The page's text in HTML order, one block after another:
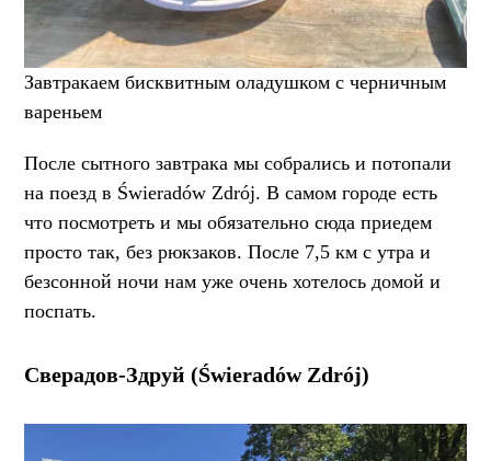
Завтракаем бисквитным оладушком с черничным
вареньем
После сытного завтрака мы собрались и потопали
на поезд в Świeradów Zdrój. В самом городе есть
что посмотреть и мы обязательно сюда приедем
просто так, без рюкзаков. После 7,5 км с утра и
безсонной ночи нам уже очень хотелось домой и
поспать.
Сверадов-Здруй (Świeradów Zdrój)